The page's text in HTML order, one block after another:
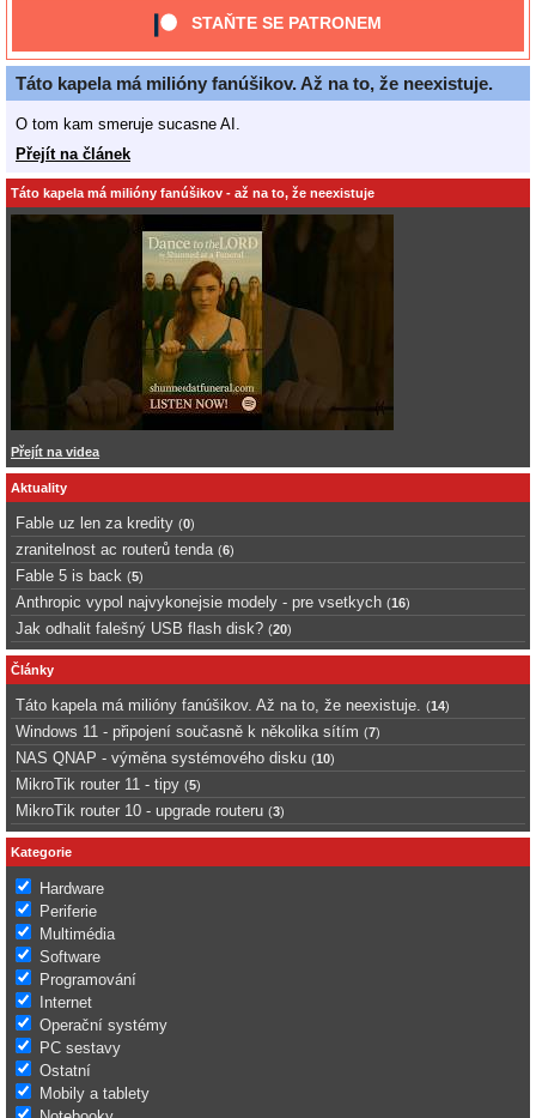
STAŇTE SE PATRONEM
Táto kapela má milióny fanúšikov. Až na to, že neexistuje.
O tom kam smeruje sucasne AI.
Přejít na článek
Táto kapela má milióny fanúšikov - až na to, že neexistuje
Přejít na videa
Aktuality
Fable uz len za kredity (0)
zranitelnost ac routerů tenda (6)
Fable 5 is back (5)
Anthropic vypol najvykonejsie modely - pre vsetkych (16)
Jak odhalit falešný USB flash disk? (20)
Články
Táto kapela má milióny fanúšikov. Až na to, že neexistuje. (14)
Windows 11 - připojení současně k několika sítím (7)
NAS QNAP - výměna systémového disku (10)
MikroTik router 11 - tipy (5)
MikroTik router 10 - upgrade routeru (3)
Kategorie
Hardware
Periferie
Multimédia
Software
Programování
Internet
Operační systémy
PC sestavy
Ostatní
Mobily a tablety